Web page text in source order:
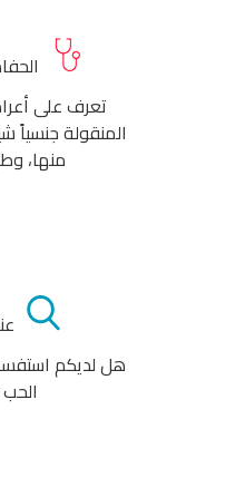
تعرف على
المنقولة جنسياً
منها،
هل لديكم